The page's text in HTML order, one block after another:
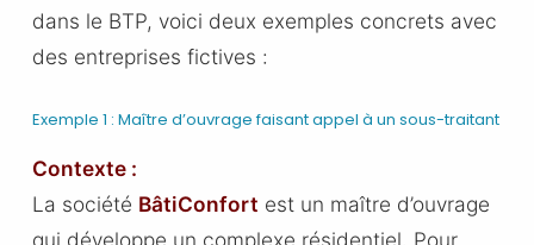
dans le BTP, voici deux exemples concrets avec
des entreprises fictives :
Exemple 1 : Maître d’ouvrage faisant appel à un sous-traitant
Contexte :
La société BâtiConfort est un maître d’ouvrage